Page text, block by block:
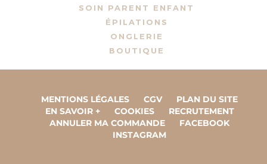
SOIN PARENT ENFANT
ÉPILATIONS
ONGLERIE
BOUTIQUE
MENTIONS LÉGALES CGV
PLAN DU SITE
EN SAVOIR +
COOKIES
RECRUTEMENT
ANNULER MA COMMANDE
FACEBOOK
INSTAGRAM